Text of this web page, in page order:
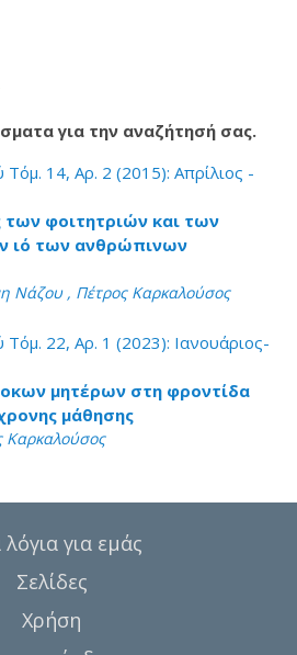
για την αναζήτησή σας.
14, Αρ. 2 (2015): Απρίλιος -
των φοιτητριών και των
ιό των ανθρώπινων
Νάζου , Πέτρος Καρκαλούσος
22, Αρ. 1 (2023): Ιανουάριος-
μητέρων στη φροντίδα
μάθησης
Καρκαλούσος
λόγια για εμάς
Σελίδες
Χρήση